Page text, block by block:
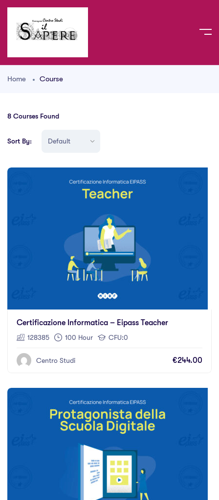
Home Course
8 Courses Found
Sort By:
Certificazione Informatica – Eipass Teacher
128385 100 Hour CFU:0
Centro Studi €244.00